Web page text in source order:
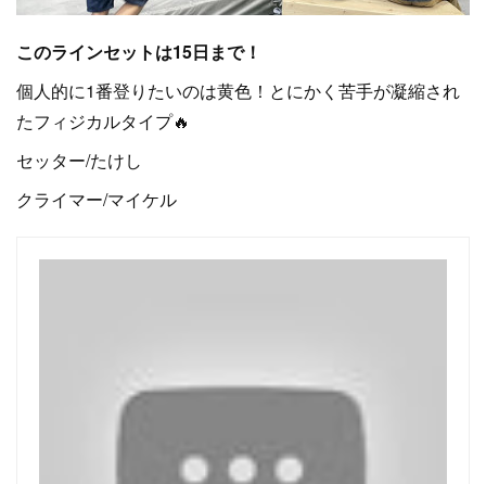
このラインセットは15日まで！
個人的に1番登りたいのは黄色！とにかく苦手が凝縮され
たフィジカルタイプ🔥
セッター/たけし
クライマー/マイケル